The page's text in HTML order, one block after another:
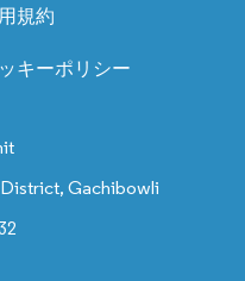
規約
キーポリシー
Gachibowli